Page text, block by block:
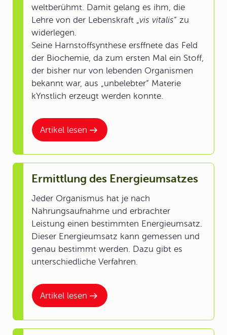
Artikel lesen
weltberühmt. Damit gelang es ihm, die
Lehre von der Lebenskraft „vis vitalis“ zu
widerlegen.
Seine Harnstoffsynthese ersffnete das Feld
der Biochemie, da zum ersten Mal ein Stoff,
der bisher nur von lebenden Organismen
bekannt war, aus „unbelebter“ Materie
kYnstlich erzeugt werden konnte.
Artikel lesen
Ermittlung des Energieumsatzes
Jeder Organismus hat je nach
Nahrungsaufnahme und erbrachter
Leistung einen bestimmten Energieumsatz.
Dieser Energieumsatz kann gemessen und
genau bestimmt werden. Dazu gibt es
unterschiedliche Verfahren.